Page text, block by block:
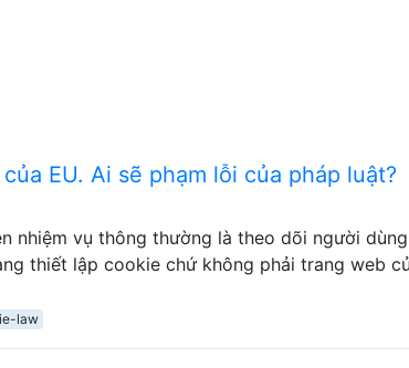
EU. Ai sẽ phạm lỗi của pháp luật?
nhiệm vụ thông thường là theo dõi người
thiết lập cookie chứ không phải trang web
law